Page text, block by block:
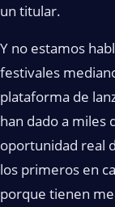
un titular.
Y no estamos
festivales
plataforma de
han dado a miles
oportunidad real
los primeros en
porque tienen